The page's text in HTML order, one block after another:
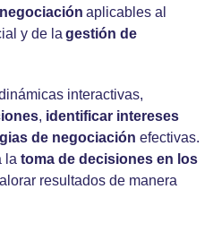
aplicables al
y de la gestión de
interactivas,
, identificar intereses
de negociación efectivas.
la toma de decisiones en los
resultados de manera